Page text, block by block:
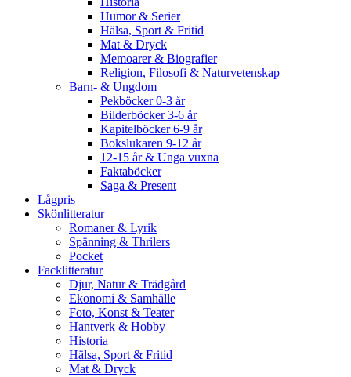
Humor & Serier
Hälsa, Sport & Fritid
Mat & Dryck
Memoarer & Biografier
Religion, Filosofi & Naturvetenskap
Barn- & Ungdom
Pekböcker 0-3 år
Bilderböcker 3-6 år
Kapitelböcker 6-9 år
Bokslukaren 9-12 år
12-15 år & Unga vuxna
Faktaböcker
Saga & Present
Lågpris
Skönlitteratur
Romaner & Lyrik
Spänning & Thrilers
Pocket
Facklitteratur
Djur, Natur & Trädgård
Ekonomi & Samhälle
Foto, Konst & Teater
Hantverk & Hobby
Historia
Hälsa, Sport & Fritid
Mat & Dryck